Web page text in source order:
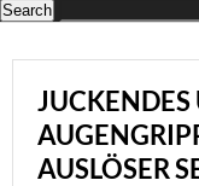
JUCKENDES
AUSLÖSER